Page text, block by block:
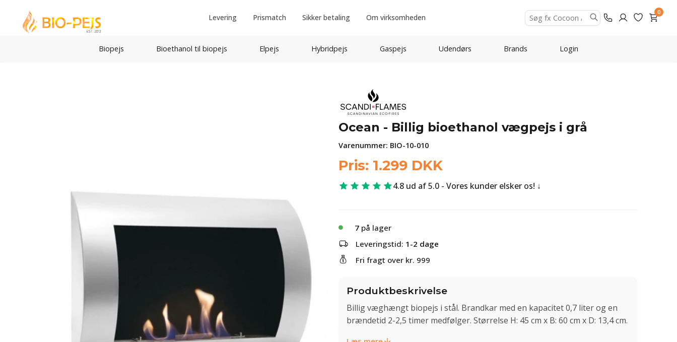
Levering Prismatch Sikker betaling Om virksomheden
0
Biopejs Bioethanol til biopejs Elpejs Hybridpejs Gaspejs Udendørs Brands Login
Ocean - Billig bioethanol vægpejs i grå
Varenummer: BIO-10-010
Pris: 1.299 DKK
4.8 ud af 5.0 - Vores kunder elsker os!
7 på lager
Leveringstid: 1-2 dage
Fri fragt over kr. 999
Produktbeskrivelse
Billig væghængt biopejs i stål. Brandkar med en kapacitet 0,7 liter og en
brændetid 2-2,5 timer medfølger. Størrelse H: 45 cm x B: 60 cm x D: 13,4 cm.